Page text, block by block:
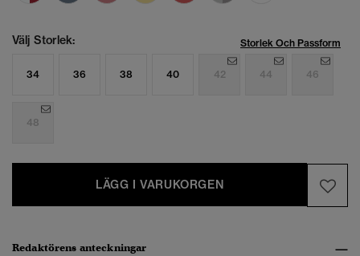
Välj Storlek: Storlek Och Passform
34 36 38 40 42 44 46
48
LÄGG I VARUKORGEN
Redaktörens anteckningar